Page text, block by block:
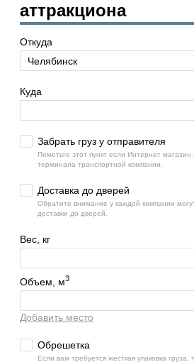
аттракциона
Откуда
Куда
Забрать груз у отправителя
Пометьте этот пункт если Интернет
терминала транспортной компании.
Доставка до дверей
Обратите внимание у каждой компании
доставки до дверей.
Вес, кг
Объем, м3
Добавить место
Обрешетка
Если вам требуется жесткая упаковка груза,